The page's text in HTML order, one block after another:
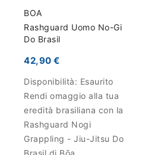
BOA
Rashguard Uomo No-Gi
Do Brasil
42,90 €
Disponibilità: Esaurito
Rendi omaggio alla tua
eredità brasiliana con la
Rashguard Nogi
Grappling - Jiu-Jitsu Do
Brasil di Bōa